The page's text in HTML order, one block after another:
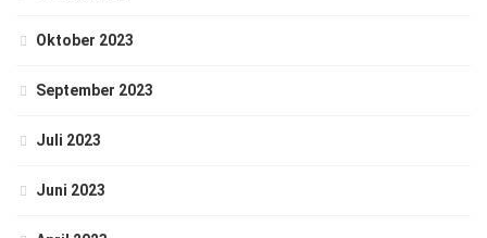
Oktober 2023
September 2023
Juli 2023
Juni 2023